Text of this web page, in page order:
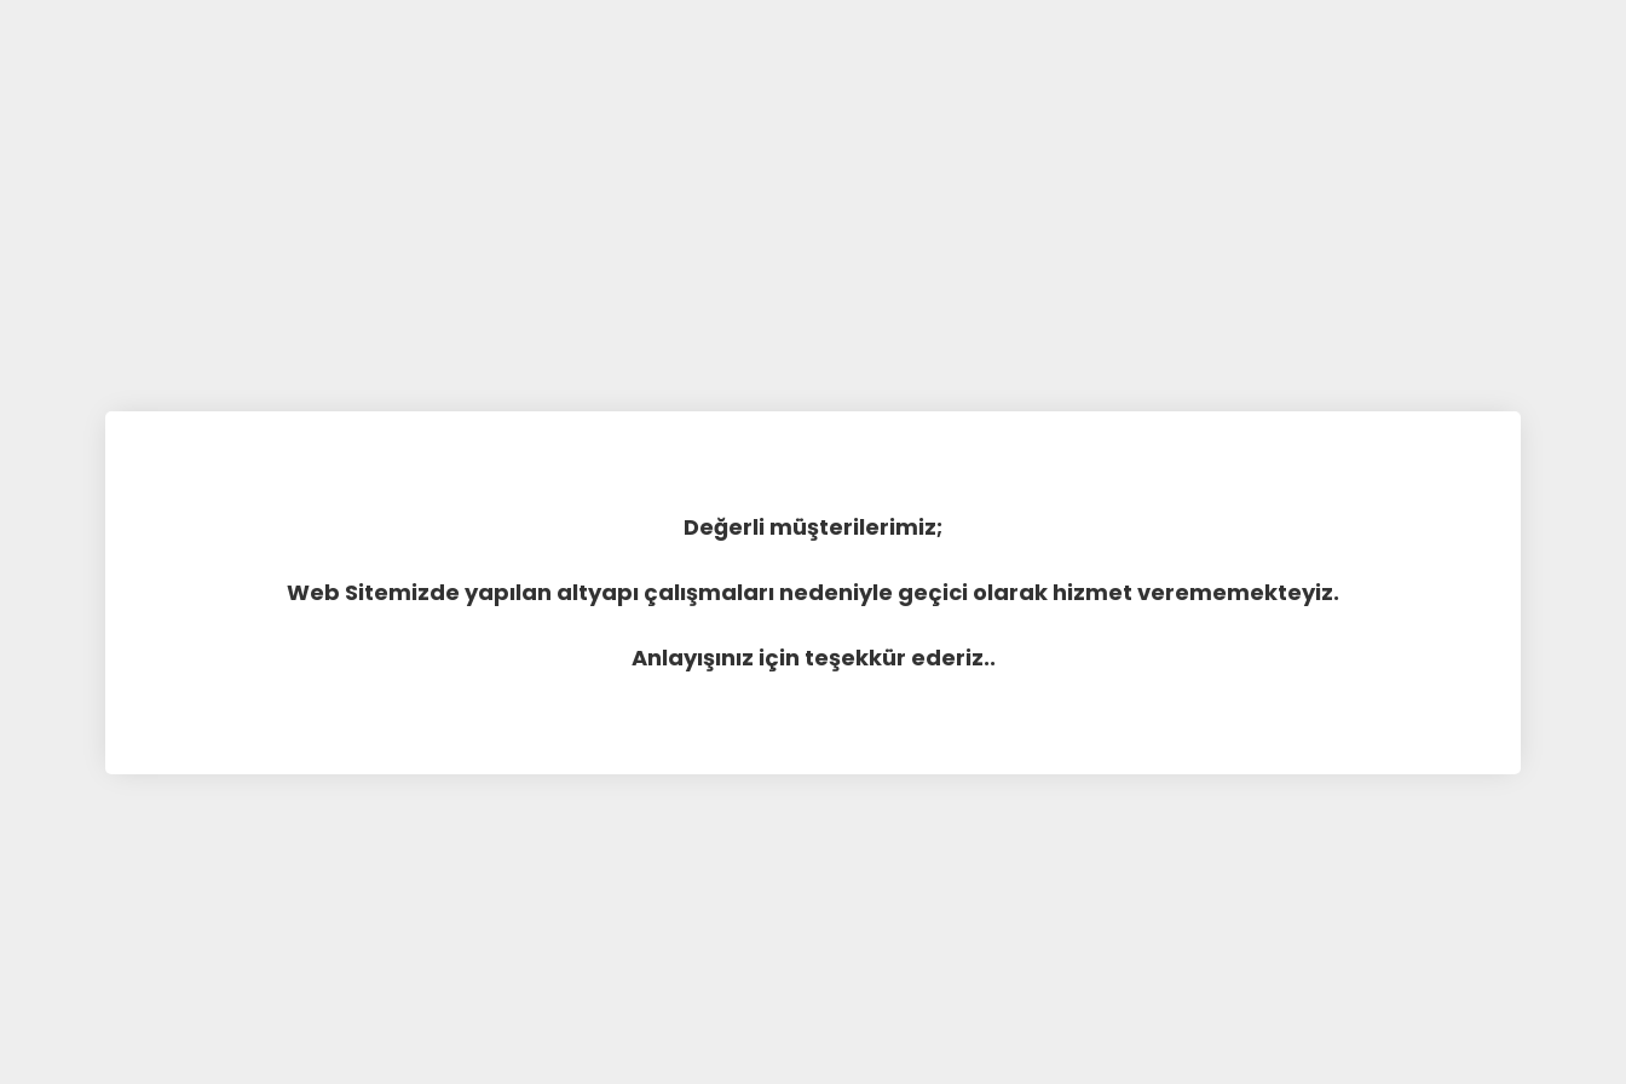
Değerli müşterilerimiz;
Web Sitemizde yapılan altyapı çalışmaları nedeniyle geçici olarak hizmet verememekteyiz.
Anlayışınız için teşekkür ederiz..